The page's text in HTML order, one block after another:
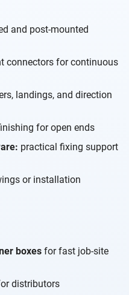
and post-mounted
connectors for continuous
landings, and direction
for open ends
practical fixing support
or installation
boxesfor fast job-site
distributors